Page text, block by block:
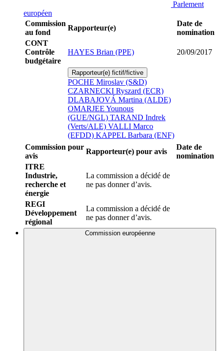
Parlement
européen
Commission
au fond
Rapporteur(e)
Date de
nomination
CONT
Contrôle
budgétaire
HAYES Brian (PPE) 20/09/2017
Rapporteur(e) fictif/fictive
POCHE Miroslav (S&D)
CZARNECKI Ryszard (ECR)
DLABAJOVÁ Martina (ALDE)
OMARJEE Younous
(GUE/NGL) TARAND Indrek
(Verts/ALE) VALLI Marco
(EFDD) KAPPEL Barbara (ENF)
Commission pour
avis
Rapporteur(e) pour avis
Date de
nomination
ITRE
Industrie,
recherche et
énergie
La commission a décidé de
ne pas donner d’avis.
REGI
Développement
régional
La commission a décidé de
ne pas donner d’avis.
Commission européenne